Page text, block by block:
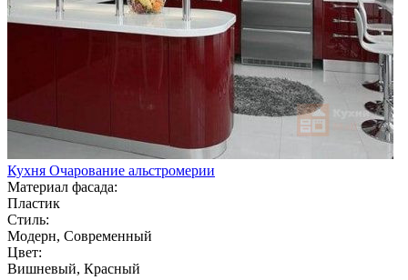
Кухня Очарование альстромерии
Материал фасада:
Пластик
Стиль:
Модерн, Современный
Цвет:
Вишневый, Красный